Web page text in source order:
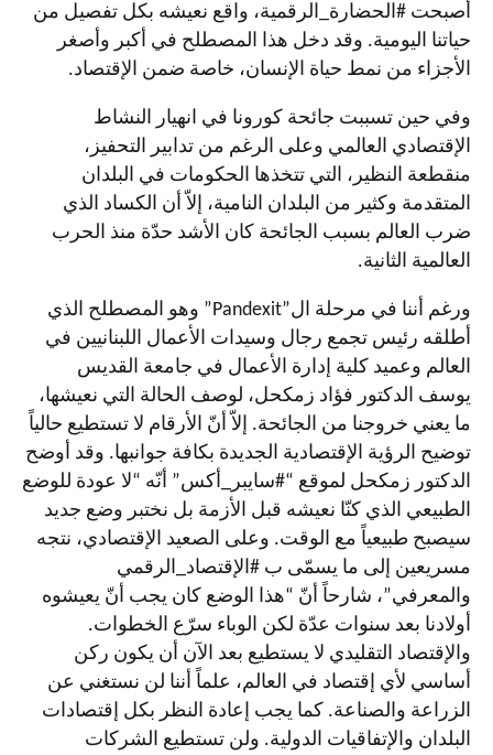
أصبحت #الحضارة_الرقمية، واقع نعيشه بكل تفصيل من
حياتنا اليومية. وقد دخل هذا المصطلح في أكبر وأصغر
الأجزاء من نمط حياة الإنسان، خاصة ضمن الإقتصاد.
وفي حين تسببت جائحة كورونا في انهيار النشاط
الإقتصادي العالمي وعلى الرغم من تدابير التحفيز،
منقطعة النظير، التي تتخذها الحكومات في البلدان
المتقدمة وكثير من البلدان النامية، إلاّ أن الكساد الذي
ضرب العالم بسبب الجائحة كان الأشد حدّة منذ الحرب
العالمية الثانية.
ورغم أننا في مرحلة ال”Pandexit” وهو المصطلح الذي
أطلقه رئيس تجمع رجال وسيدات الأعمال اللبنانيين في
العالم وعميد كلية إدارة الأعمال في جامعة القديس
يوسف الدكتور فؤاد زمكحل، لوصف الحالة التي نعيشها،
ما يعني خروجنا من الجائحة. إلاّ أنّ الأرقام لا تستطيع حالياً
توضيح الرؤية الإقتصادية الجديدة بكافة جوانبها. وقد أوضح
الدكتور زمكحل لموقع “#سايبر_أكس” أنّه “لا عودة للوضع
الطبيعي الذي كنّا نعيشه قبل الأزمة بل نختبر وضع جديد
سيصبح طبيعياً مع الوقت. وعلى الصعيد الإقتصادي، نتجه
مسريعين إلى ما يسمّى ب #الإقتصاد_الرقمي
والمعرفي”، شارحاً أنّ “هذا الوضع كان يجب أنّ يعيشوه
أولادنا بعد سنوات عدّة لكن الوباء سرّع الخطوات.
والإقتصاد التقليدي لا يستطيع بعد الآن أن يكون ركن
أساسي لأي إقتصاد في العالم، علماً أننا لن نستغني عن
الزراعة والصناعة. كما يجب إعادة النظر بكل إقتصادات
البلدان والإتفاقيات الدولية. ولن تستطيع الشركات